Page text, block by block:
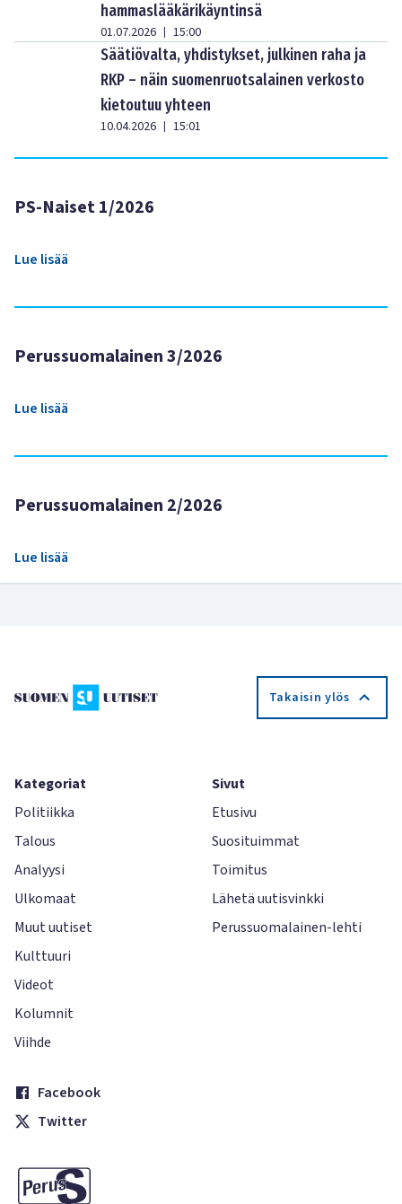
hammaslääkärikäyntinsä
01.07.2026 | 15:00
Säätiövalta, yhdistykset, julkinen raha ja
RKP – näin suomenruotsalainen verkosto
kietoutuu yhteen
10.04.2026 | 15:01
PS-Naiset 1/2026
Lue lisää
Perussuomalainen 3/2026
Lue lisää
Perussuomalainen 2/2026
Lue lisää
Takaisin ylös
Kategoriat
Politiikka
Talous
Analyysi
Ulkomaat
Muut uutiset
Kulttuuri
Videot
Kolumnit
Viihde
Sivut
Etusivu
Suosituimmat
Toimitus
Lähetä uutisvinkki
Perussuomalainen-lehti
Facebook
Twitter